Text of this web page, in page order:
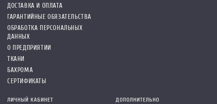
ДОСТАВКА И ОПЛАТА
ГАРАНТИЙНЫЕ ОБЯЗАТЕЛЬСТВА
ОБРАБОТКА ПЕРСОНАЛЬНЫХ
ДАННЫХ
О ПРЕДПРИЯТИИ
ТКАНИ
БАХРОМА
СЕРТИФИКАТЫ
ЛИЧНЫЙ КАБИНЕТ ДОПОЛНИТЕЛЬНО